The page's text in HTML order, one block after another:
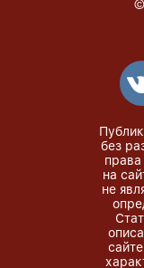
без
на
не